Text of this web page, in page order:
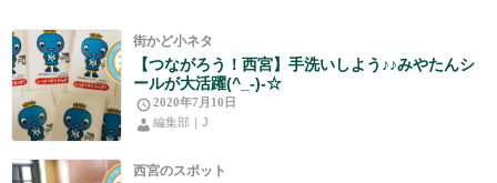
街かど小ネタ
【つながろう！西宮】手洗いしよう♪♪みやたんシ
ールが大活躍(^_-)-☆
2020年7月10日
編集部｜J
西宮のスポット